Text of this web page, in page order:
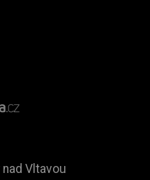
nad Vltavou